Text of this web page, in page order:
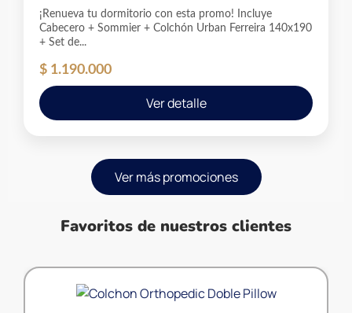
¡Renueva tu dormitorio con esta promo! Incluye
Cabecero + Sommier + Colchón Urban Ferreira 140x190
+ Set de...
$ 1.190.000
Ver detalle
Ver más promociones
Favoritos de nuestros clientes